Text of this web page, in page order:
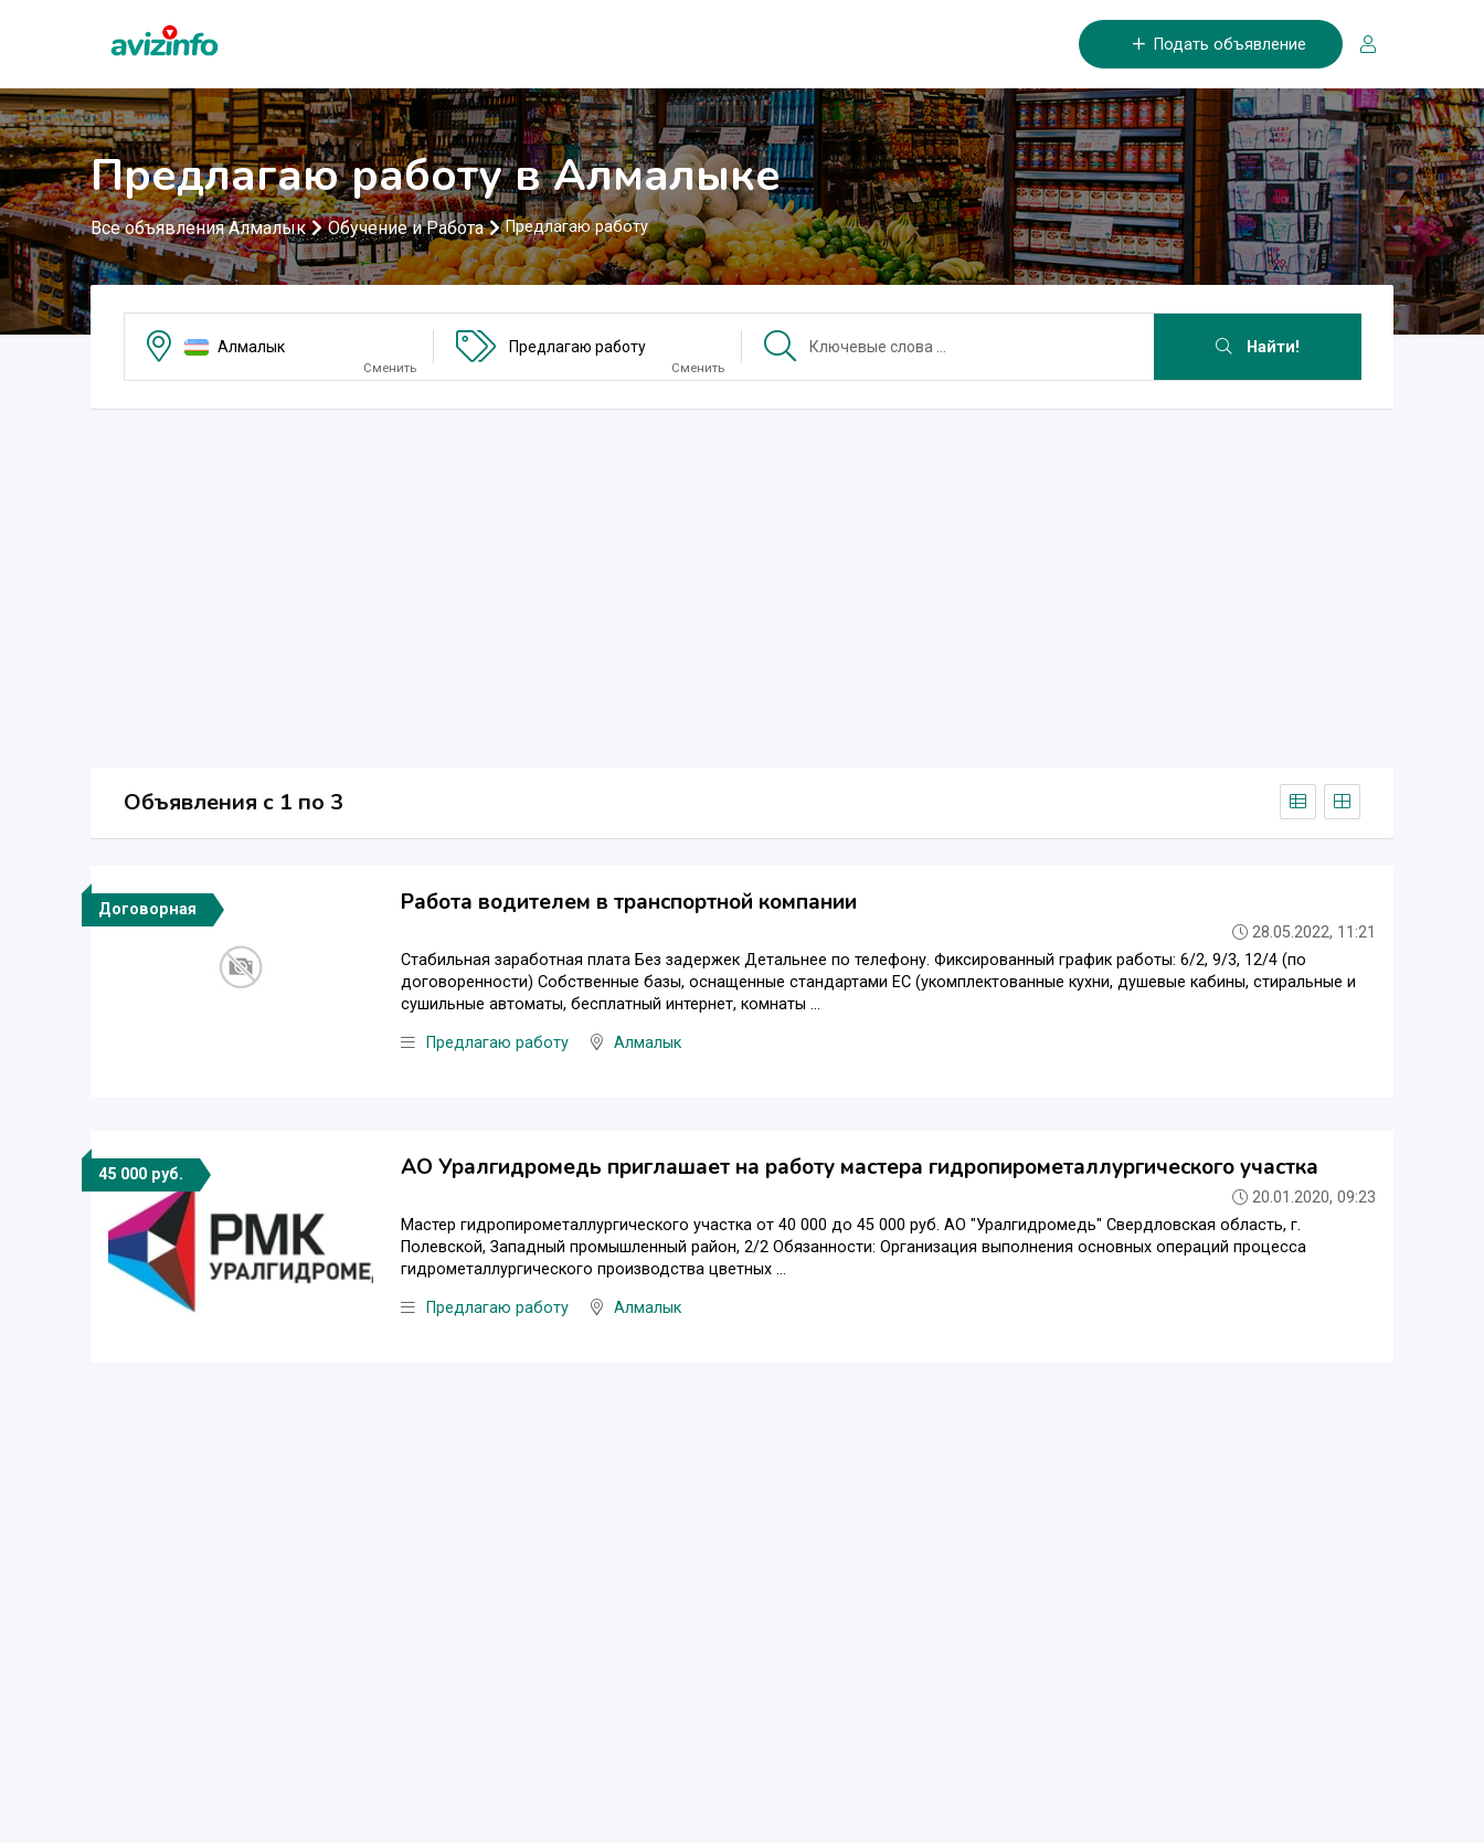
Подать объявление
Предлагаю работу в Алмалыке
Все объявления Алмалык Обучение и Работа Предлагаю работу
Алмалык
Сменить
Предлагаю работу
Сменить
Найти!
Объявления c 1 по 3
Договорная Работа водителем в транспортной компании
28.05.2022, 11:21
Стабильная заработная плата Без задержек Детальнее по телефону. Фиксированный график работы: 6/2, 9/3, 12/4 (по
договоренности) Собственные базы, оснащенные стандартами ЕС (укомплектованные кухни, душевые кабины, стиральные и
сушильные автоматы, бесплатный интернет, комнаты ...
Предлагаю работу Алмалык
45 000 руб. АО Уралгидромедь приглашает на работу мастера гидропирометаллургического участка
20.01.2020, 09:23
Мастер гидропирометаллургического участка от 40 000 до 45 000 руб. АО "Уралгидромедь" Свердловская область, г.
Полевской, Западный промышленный район, 2/2 Обязанности: Организация выполнения основных операций процесса
гидрометаллургического производства цветных ...
Предлагаю работу Алмалык